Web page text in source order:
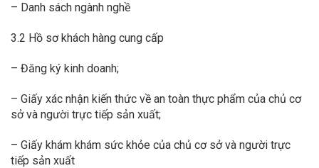
– Danh sách ngành nghề
3.2 Hồ sơ khách hàng cung cấp
– Đăng ký kinh doanh;
– Giấy xác nhận kiến thức về an toàn thực phẩm của chủ cơ
sở và người trực tiếp sản xuất;
– Giấy khám khám sức khỏe của chủ cơ sở và người trực
tiếp sản xuất